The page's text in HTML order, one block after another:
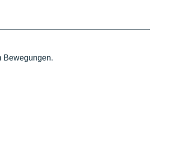
Bewegungen.